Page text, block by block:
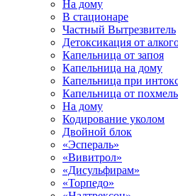
На дому
В стационаре
Частный Вытрезвитель
Детоксикация от
Капельница от запоя
Капельница на дому
Капельница при
Капельница от
На дому
Кодирование уколом
Двойной блок
«Эспераль»
«Вивитрол»
«Дисульфирам»
«Торпедо»